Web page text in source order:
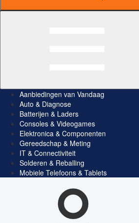
Aanbiedingen van Vandaag
Auto & Diagnose
Batterijen & Laders
Consoles & Videogames
Elektronica & Componenten
Gereedschap & Meting
IT & Connectiviteit
Solderen & Reballing
Mobiele Telefoons & Tablets